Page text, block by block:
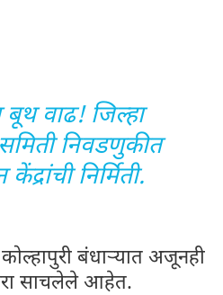
बूथ वाढ! जिल्हा
निवडणुकीत
निर्मिती.
कोल्हापुरी बंधाऱ्यात अजूनही
साचलेले आहेत.